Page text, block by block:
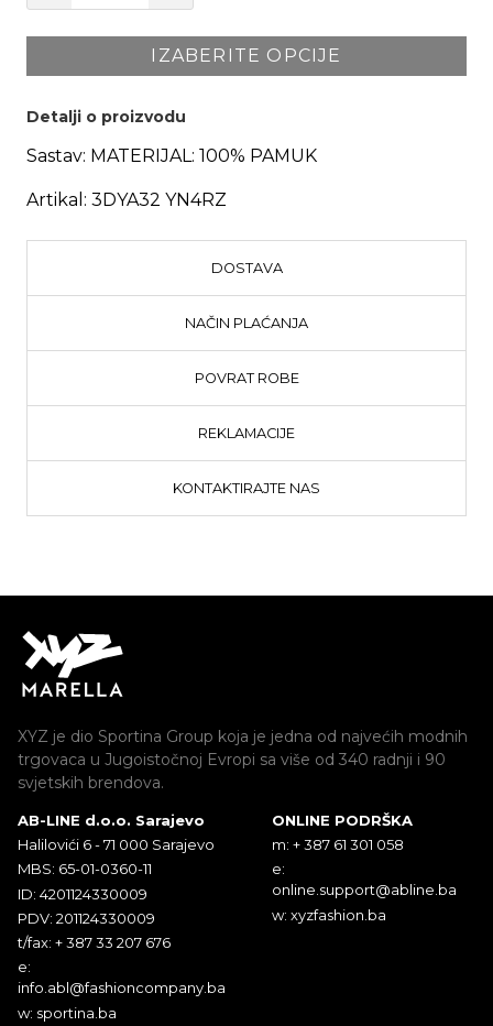
IZABERITE OPCIJE
Detalji o proizvodu
Sastav: MATERIJAL: 100% PAMUK
Artikal: 3DYA32 YN4RZ
DOSTAVA
NAČIN PLAĆANJA
POVRAT ROBE
REKLAMACIJE
KONTAKTIRAJTE NAS
XYZ je dio Sportina Group koja je jedna od najvećih modnih
trgovaca u Jugoistočnoj Evropi sa više od 340 radnji i 90
svjetskih brendova.
AB-LINE d.o.o. Sarajevo
Halilovići 6 - 71 000 Sarajevo
MBS: 65-01-0360-11
ID: 4201124330009
PDV: 201124330009
t/fax: + 387 33 207 676
e:
info.abl@fashioncompany.ba
w: sportina.ba
ONLINE PODRŠKA
m: + 387 61 301 058
e:
online.support@abline.ba
w: xyzfashion.ba